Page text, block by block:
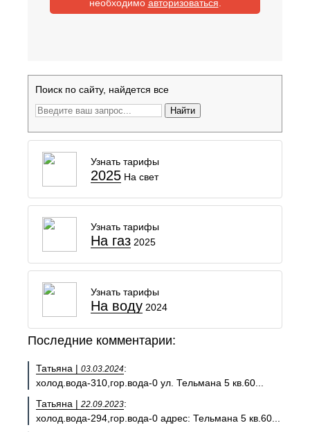
необходимо авторизоваться
Поиск по сайту, найдется все
Найти
Узнать тарифы
2025 На свет
Узнать тарифы
На газ 2025
Узнать тарифы
На воду 2024
Последние комментарии:
Татьяна | 03.03.2024:
холод.вода-310,гор.вода-0 ул. Тельмана 5 кв.60...
Татьяна | 22.09.2023:
холод.вода-294,гор.вода-0 адрес: Тельмана 5 кв.60...